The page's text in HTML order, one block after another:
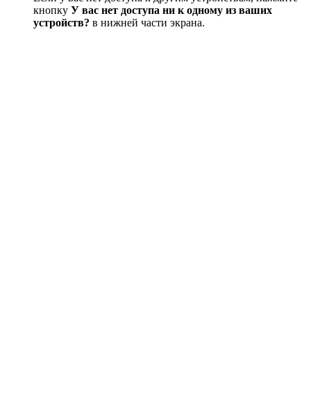
кнопку У вас нет доступа ни к одному из ваших
устройств? в нижней части экрана.